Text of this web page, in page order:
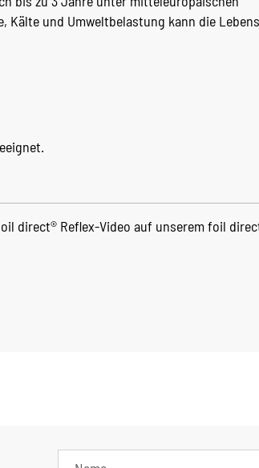
Kälte und Umweltbelastung kann die
direct® Reflex-Video auf unserem foil